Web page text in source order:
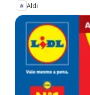
Aldi